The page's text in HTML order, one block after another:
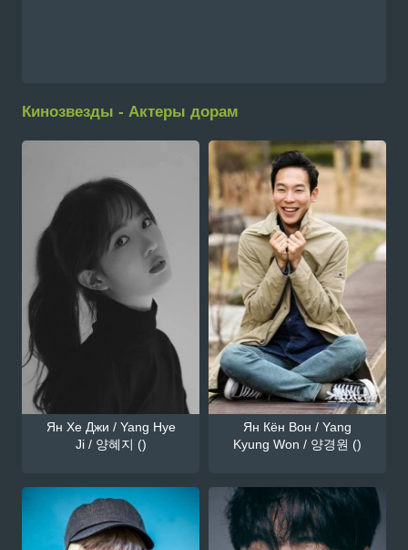
Кинозвезды - Актеры дорам
Ян Хе Джи / Yang Hye
Ji / 양혜지 ()
Ян Кён Вон / Yang
Kyung Won / 양경원 ()